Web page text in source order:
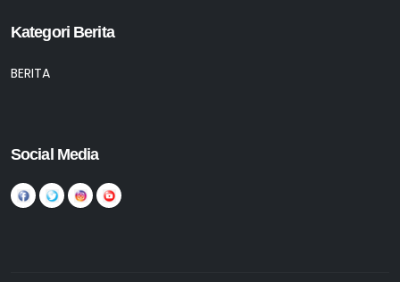
Kategori Berita
BERITA
Social Media